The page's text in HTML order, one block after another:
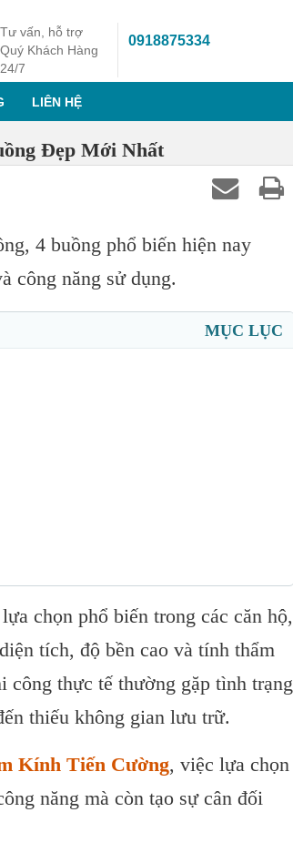
Tư vấn, hỗ trợ
Quý Khách Hàng
24/7
0918875334
LIÊN HỆ
Đẹp Mới Nhất
4 buồng phổ biến hiện nay
công năng sử dụng.
MỤC LỤC
chọn phổ biến trong các căn hộ,
tích, độ bền cao và tính thẩm
công thực tế thường gặp tình trạng
thiếu không gian lưu trữ.
Kính Tiến Cường, việc lựa chọn
năng mà còn tạo sự cân đối